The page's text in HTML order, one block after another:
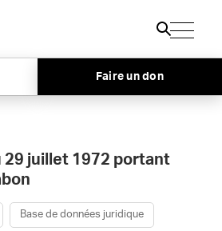
Faire un don
29 juillet 1972 portant
Base de données juridique